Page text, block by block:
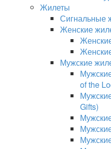
Жилеты
Сигнальные
Женские
Мужские
of the
Gifts)